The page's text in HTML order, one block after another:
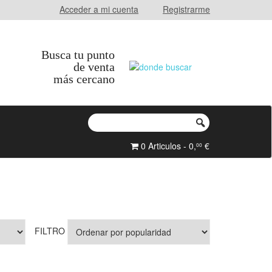
Acceder a mi cuenta Registrarme
Busca tu punto
de venta
más cercano
0 Articulos - 0,00 €
FILTRO